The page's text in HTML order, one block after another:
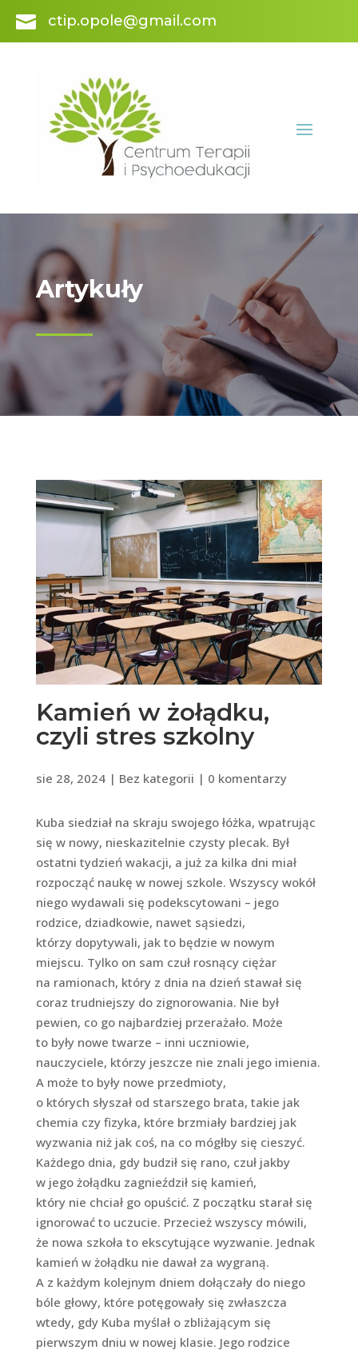
 ctip.opole@gmail.com
Artykuły
Kamień w żołądku,
czyli stres szkolny
sie 28, 2024| Bez kategorii | 0 komentarzy
Kuba siedział na skraju swojego łóżka, wpatrując
się w nowy, nieskazitelnie czysty plecak. Był
ostatni tydzień wakacji, a już za kilka dni miał
rozpocząć naukę w nowej szkole. Wszyscy wokół
niego wydawali się podekscytowani – jego
rodzice, dziadkowie, nawet sąsiedzi,
którzy dopytywali, jak to będzie w nowym
miejscu. Tylko on sam czuł rosnący ciężar
na ramionach, który z dnia na dzień stawał się
coraz trudniejszy do zignorowania. Nie był
pewien, co go najbardziej przerażało. Może
to były nowe twarze – inni uczniowie,
nauczyciele, którzy jeszcze nie znali jego imienia.
A może to były nowe przedmioty,
o których słyszał od starszego brata, takie jak
chemia czy fizyka, które brzmiały bardziej jak
wyzwania niż jak coś, na co mógłby się cieszyć.
Każdego dnia, gdy budził się rano, czuł jakby
w jego żołądku zagnieździł się kamień,
który nie chciał go opuścić. Z początku starał się
ignorować to uczucie. Przecież wszyscy mówili,
że nowa szkoła to ekscytujące wyzwanie. Jednak
kamień w żołądku nie dawał za wygraną.
A z każdym kolejnym dniem dołączały do niego
bóle głowy, które potęgowały się zwłaszcza
wtedy, gdy Kuba myślał o zbliżającym się
pierwszym dniu w nowej klasie. Jego rodzice